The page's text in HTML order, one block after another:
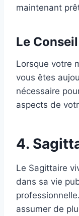
maintenant
Le
Lorsque votre
vous êtes
nécessaire
aspects de
4.
Le Sagittaire
dans sa vie
assumer de